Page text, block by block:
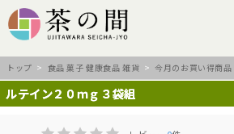
トップ > 食品 菓子 健康食品 雑貨 > 今月のお買い得商品
ルテイン２０ｍｇ３袋組